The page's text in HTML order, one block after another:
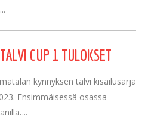
CUP 1 TULOKSET
kynnyksen talvi kisailusarja
Ensimmäisessä osassa